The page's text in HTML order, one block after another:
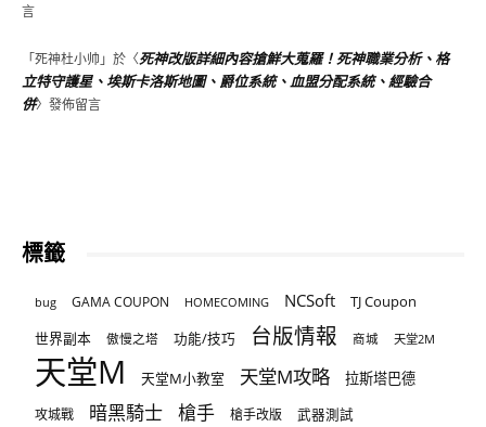
言
「死神杜小帅」於〈死神改版詳細內容搶鮮大蒐羅！死神職業分析、格
立特守護星、埃斯卡洛斯地圖、爵位系統、血盟分配系統、經驗合
併〉發佈留言
標籤
bug GAMA COUPON HOMECOMING NCSoft
TJ Coupon
世界副本
傲慢之塔 功能/技巧 台版情報 商城 天堂2M
天堂M 天堂M小教室 天堂M攻略 拉斯塔巴德
攻城戰 暗黑騎士 槍手 槍手改版 武器測試